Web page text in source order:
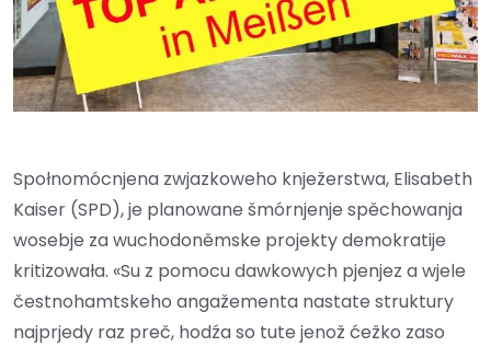
Społnomócnjena zwjazkoweho knježerstwa, Elisabeth
Kaiser (SPD), je planowane šmórnjenje spěchowanja
wosebje za wuchodoněmske projekty demokratije
kritizowała. «Su z pomocu dawkowych pjenjez a wjele
čestnohamtskeho angažementa nastate struktury
najprjedy raz preč, hodźa so tute jenož ćežko zaso